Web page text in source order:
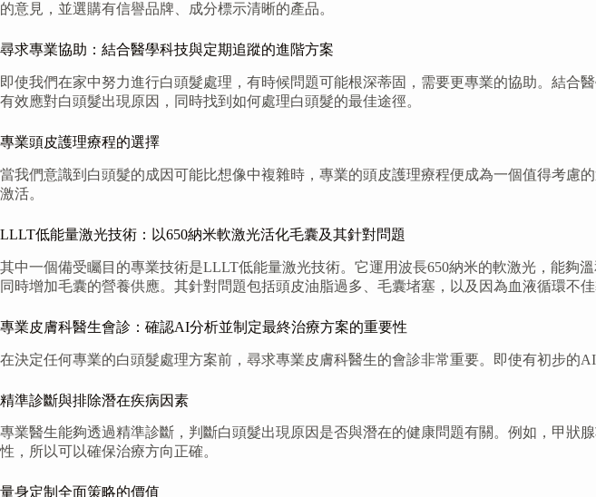
的意見，並選購有信譽品牌、成分標示清晰的產品。
尋求專業協助：結合醫學科技與定期追蹤的進階方案
即使我們在家中努力進行白頭髮處理，有時候問題可能根深蒂固，需要更專業的協助。結
有效應對白頭髮出現原因，同時找到如何處理白頭髮的最佳途徑。
專業頭皮護理療程的選擇
當我們意識到白頭髮的成因可能比想像中複雜時，專業的頭皮護理療程便成為一個值得考
激活。
LLLT低能量激光技術：以650納米軟激光活化毛囊及其針對問題
其中一個備受矚目的專業技術是LLLT低能量激光技術。它運用波長650納米的軟激光，能夠
同時增加毛囊的營養供應。其針對問題包括頭皮油脂過多、毛囊堵塞，以及因為血液循環不
專業皮膚科醫生會診：確認AI分析並制定最終治療方案的重要性
在決定任何專業的白頭髮處理方案前，尋求專業皮膚科醫生的會診非常重要。即使有初步的
精準診斷與排除潛在疾病因素
專業醫生能夠透過精準診斷，判斷白頭髮出現原因是否與潛在的健康問題有關。例如，甲
性，所以可以確保治療方向正確。
量身定制全面策略的價值